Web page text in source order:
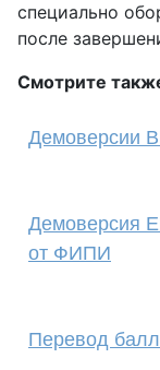
специально
после
Смотрите
Демоверсии
Демоверсия
от ФИПИ
Перевод